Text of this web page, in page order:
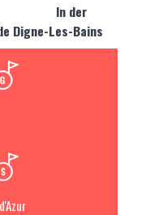
In der
Digne-Les-Bains